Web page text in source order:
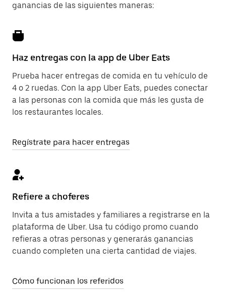
ganancias de las siguientes maneras:
Haz entregas con la app de Uber Eats
Prueba hacer entregas de comida en tu vehículo de
4 o 2 ruedas. Con la app Uber Eats, puedes conectar
a las personas con la comida que más les gusta de
los restaurantes locales.
Regístrate para hacer entregas
Refiere a choferes
Invita a tus amistades y familiares a registrarse en la
plataforma de Uber. Usa tu código promo cuando
refieras a otras personas y generarás ganancias
cuando completen una cierta cantidad de viajes.
Cómo funcionan los referidos